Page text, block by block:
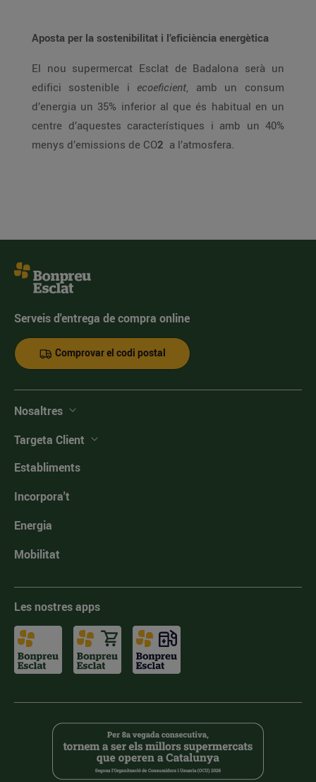
Aposta per la sostenibilitat i l’eficiència energètica
El nou supermercat Esclat de Badalona serà un
edifici sostenible i ecoeficient, amb un consum
d’energia un 35% inferior al que és habitual en un
centre d’aquestes característiques i amb un 40%
menys d’emissions de CO
a l’atmosfera.
Serveis d'entrega de compra online
Comprovar el codi postal
Nosaltres
Targeta Client
Establiments
Incorpora't
Energia
Mobilitat
Les nostres apps